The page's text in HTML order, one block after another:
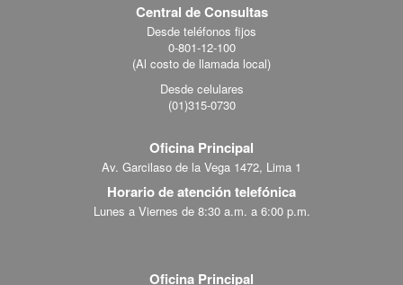
Central de Consultas
Desde teléfonos fijos
0-801-12-100
(Al costo de llamada local)
Desde celulares
(01)315-0730
Oficina Principal
Av. Garcilaso de la Vega 1472, Lima 1
Horario de atención telefónica
Lunes a Viernes de 8:30 a.m. a 6:00 p.m.
Oficina Principal